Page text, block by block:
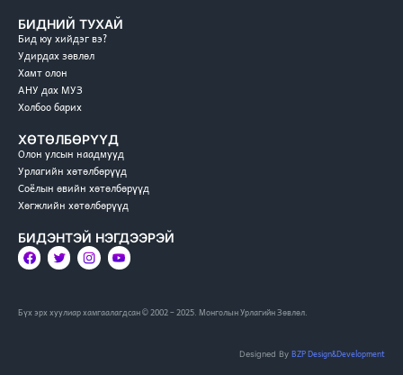
БИДНИЙ ТУХАЙ
Бид юу хийдэг вэ?
Удирдах зөвлөл
Хамт олон
АНУ дах МУЗ
Холбоо барих
ХӨТӨЛБӨРҮҮД
Олон улсын наадмууд
Урлагийн хөтөлбөрүүд
Соёлын өвийн хөтөлбөрүүд
Хөгжлийн хөтөлбөрүүд
БИДЭНТЭЙ НЭГДЭЭРЭЙ
Бүх эрх хуулиар хамгаалагдсан © 2002 – 2025. Монголын Урлагийн Зөвлөл.
Designed By BZP Design&Development